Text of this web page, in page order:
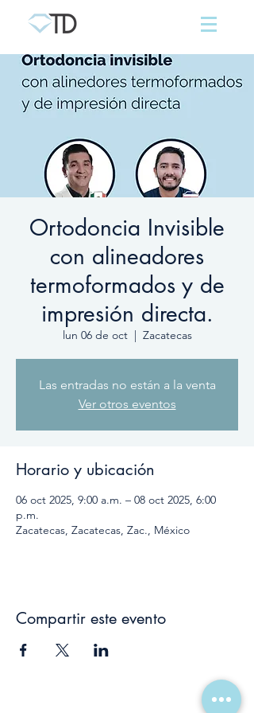
Ortodoncia Invisible
con alineadores
termoformados y de
impresión directa.
lun 06 de oct
  |
Zacatecas
Las entradas no están a la venta
Ver otros eventos
Horario y ubicación
06 oct 2025, 9:00 a.m. – 08 oct 2025, 6:00
p.m.
Zacatecas, Zacatecas, Zac., México
Compartir este evento